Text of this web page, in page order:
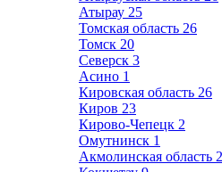
Атырау 25
Томская область 26
Томск 20
Северск 3
Асино 1
Кировская область 26
Киров 23
Кирово-Чепецк 2
Омутнинск 1
Акмолинская область